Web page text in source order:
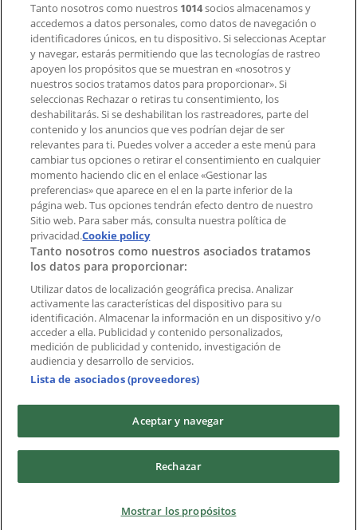
Contacto comercial y de marketing
Tienda mal colocada en el mapa
Notificar un folleto
¿Encontraste un problema en la web o en la
aplicación?
Índices
Marcas
Marcas locales
Negocios
Negocios cercanos
Productos
Productos locales
Ciudades
Descargar la APP Tiendeo
Copyright © Tiendeo ® 2026 · Shopfully Marketing S.L.U. –
Términos y condicionesPolítica de privacidad
Tanto nosotros como nuestros 1014socios almacenamos y
accedemos a datos personales, como datos de navegación o
identificadores únicos, en tu dispositivo. Si seleccionas Aceptar
y navegar, estarás permitiendo que las tecnologías de rastreo
apoyen los propósitos que se muestran en «nosotros y
nuestros socios tratamos datos para proporcionar». Si
seleccionas Rechazar o retiras tu consentimiento, los
deshabilitarás. Si se deshabilitan los rastreadores, parte del
contenido y los anuncios que ves podrían dejar de ser
relevantes para ti. Puedes volver a acceder a este menú para
cambiar tus opciones o retirar el consentimiento en cualquier
momento haciendo clic en el enlace «Gestionar las
preferencias» que aparece en el en la parte inferior de la
página web. Tus opciones tendrán efecto dentro de nuestro
Sitio web. Para saber más, consulta nuestra política de
privacidad.Cookie policy
Tanto nosotros como nuestros asociados tratamos
los datos para proporcionar:
Utilizar datos de localización geográfica precisa. Analizar
activamente las características del dispositivo para su
identificación. Almacenar la información en un dispositivo y/o
acceder a ella. Publicidad y contenido personalizados,
medición de publicidad y contenido, investigación de
audiencia y desarrollo de servicios.
Lista de asociados (proveedores)
Aceptar y navegar
Rechazar
Mostrar los propósitos